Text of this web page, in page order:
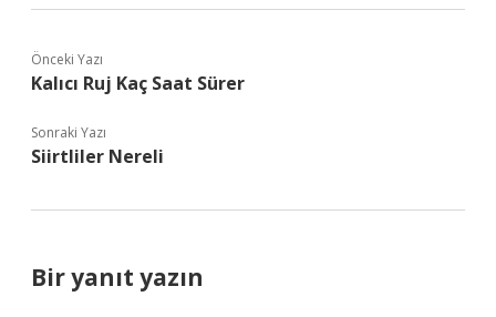
Önceki Yazı
Kalıcı Ruj Kaç Saat Sürer
Sonraki Yazı
Siirtliler Nereli
Bir yanıt yazın